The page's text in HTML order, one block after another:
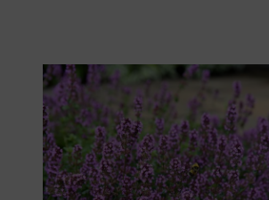
Thymian passt zum bienenfreundlichen Dachgarten.